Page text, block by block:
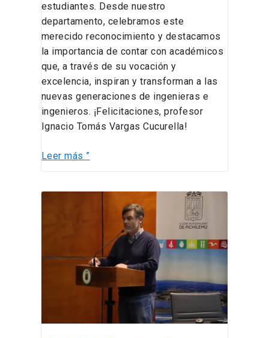
estudiantes. Desde nuestro
departamento, celebramos este
merecido reconocimiento y destacamos
la importancia de contar con académicos
que, a través de su vocación y
excelencia, inspiran y transforman a las
nuevas generaciones de ingenieras e
ingenieros. ¡Felicitaciones, profesor
Ignacio Tomás Vargas Cucurella!
Leer más ”
éxito
Pichilemu: